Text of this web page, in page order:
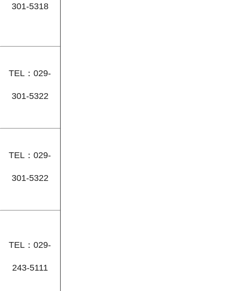
301-5318
TEL：029-
301-5322
TEL：029-
301-5322
TEL：029-
243-5111